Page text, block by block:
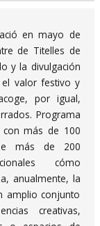
en mayo de
de Titelles de
y la divulgación
valor festivo y
por igual,
Programa
más de 100
más de 200
cómo
anualmente, la
amplio conjunto
creativas,